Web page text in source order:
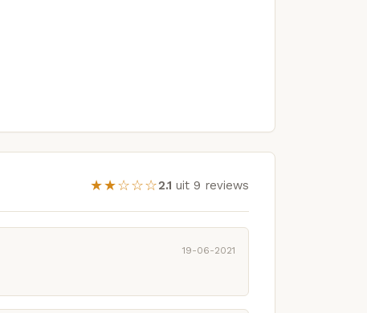
★★☆☆☆2.1 uit 9 reviews
19-06-2021